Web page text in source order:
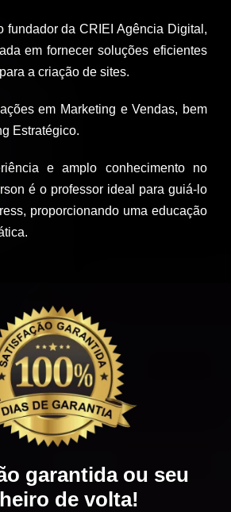
fundador da CRIEI Agência Digital,
em fornecer soluções eficientes
a criação de sites.
em Marketing e Vendas, bem
Estratégico.
e amplo conhecimento no
é o professor ideal para guiá-lo
proporcionando uma educação
garantida ou seu
de volta!